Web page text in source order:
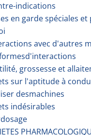
indications
en garde spéciales
avec d'autres
grossesse et
sur l'aptitude à
desmachines
indésirables